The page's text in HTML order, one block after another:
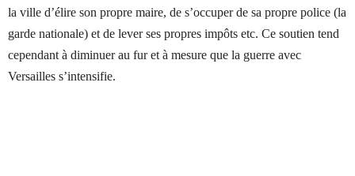
la ville d’élire son propre maire, de s’occuper de sa propre police (la
garde nationale) et de lever ses propres impôts etc. Ce soutien tend
cependant à diminuer au fur et à mesure que la guerre avec
Versailles s’intensifie.